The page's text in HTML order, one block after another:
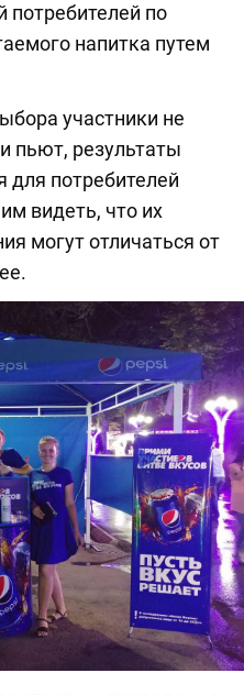
потребителей по
напитка путем
участники не
пьют, результаты
для потребителей
видеть, что их
могут отличаться от